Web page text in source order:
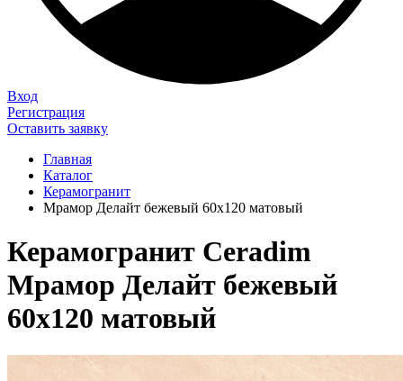
Вход
Регистрация
Оставить заявку
Главная
Каталог
Керамогранит
Мрамор Делайт бежевый 60х120 матовый
Керамогранит Ceradim
Мрамор Делайт бежевый
60х120 матовый